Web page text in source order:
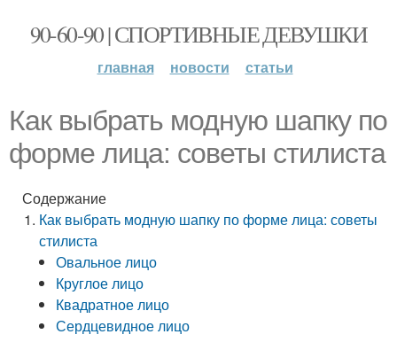
90-60-90 | СПОРТИВНЫЕ ДЕВУШКИ
главная новости статьи
Как выбрать модную шапку по
форме лица: советы стилиста
Содержание
Как выбрать модную шапку по форме лица: советы
стилиста
Овальное лицо
Круглое лицо
Квадратное лицо
Сердцевидное лицо